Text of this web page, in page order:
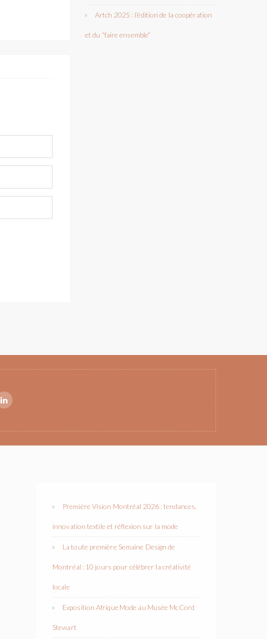
Artch 2025 : l’édition de la coopération
et du “faire ensemble”
Première Vision Montréal 2026 : tendances,
innovation textile et réflexion sur la mode
La toute première Semaine Design de
Montréal : 10 jours pour célébrer la créativité
locale
Exposition Afrique Mode au Musée McCord
Stewart